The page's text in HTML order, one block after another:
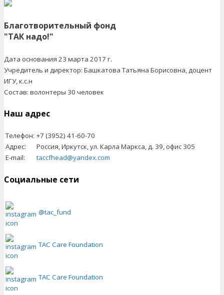
Благотворительный фонд
"ТАК надо!"
Дата основания 23 марта 2017 г.
Учредитель и директор: Башкатова Татьяна Борисовна, доцент
ИГУ, к.с.н
Состав: волонтеры 30 человек
Наш адрес
Телефон: +7 (3952) 41-60-70
Адрес:
Россия, Иркутск, ул. Карла Маркса, д. 39, офис 305
E-mail:
taccfhead@yandex.com
Социальные сети
@tac_fund
TAC Care Foundation
TAC Care Foundation